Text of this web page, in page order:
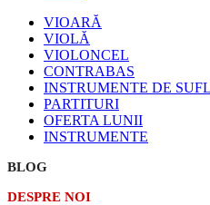
VIOARĂ
VIOLĂ
VIOLONCEL
CONTRABAS
INSTRUMENTE DE
PARTITURI
OFERTA LUNII
INSTRUMENTE
BLOG
DESPRE NOI